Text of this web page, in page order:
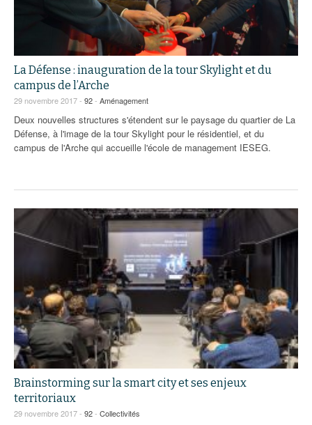
95
La Défense : inauguration de la tour Skylight et du
campus de l’Arche
29 novembre 2017 - 92- Aménagement
Deux nouvelles structures s'étendent sur le paysage du quartier de La
Défense, à l'image de la tour Skylight pour le résidentiel, et du
campus de l'Arche qui accueille l'école de management IESEG.
Brainstorming sur la smart city et ses enjeux
territoriaux
29 novembre 2017 - 92- Collectivités